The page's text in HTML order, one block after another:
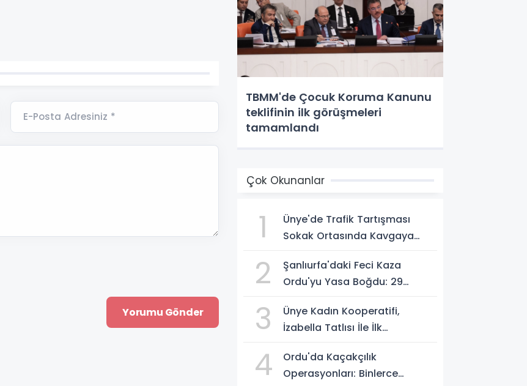
E-Posta Adresiniz *
TBMM'de Çocuk Koruma Kanunu
teklifinin ilk görüşmeleri
tamamlandı
Çok Okunanlar
1
Ünye'de Trafik Tartışması
Sokak Ortasında Kavgaya
2
Şanlıurfa'daki Feci Kaza
Ordu'yu Yasa Boğdu: 29
Yaşamını Yitirdi
3
Ünye Kadın Kooperatifi,
İzabella Tatlısı İle İlk
Oldu!
4
Ordu'da Kaçakçılık
Operasyonları: Binlerce